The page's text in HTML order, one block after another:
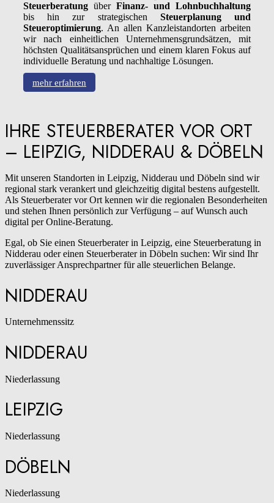
Steuerberatung über Finanz- und Lohnbuchhaltung
bis hin zur strategischen Steuerplanung und
Steueroptimierung. An allen Kanzleistandorten arbeiten
wir nach einheitlichen Unternehmensgrundsätzen, mit
höchsten Qualitätsansprüchen und einem klaren Fokus auf
individuelle Beratung und nachhaltige Lösungen.
mehr erfahren
IHRE STEUERBERATER VOR ORT
– LEIPZIG, NIDDERAU & DÖBELN
Mit unseren Standorten in Leipzig, Nidderau und Döbeln sind wir
regional stark verankert und gleichzeitig digital bestens aufgestellt.
Als Steuerberater vor Ort kennen wir die regionalen Besonderheiten
und stehen Ihnen persönlich zur Verfügung – auf Wunsch auch
digital per Online-Beratung.
Egal, ob Sie einen Steuerberater in Leipzig, eine Steuerberatung in
Nidderau oder einen Steuerberater in Döbeln suchen: Wir sind Ihr
zuverlässiger Ansprechpartner für alle steuerlichen Belange.
NIDDERAU
Unternehmenssitz
NIDDERAU
Niederlassung
LEIPZIG
Niederlassung
DÖBELN
Niederlassung